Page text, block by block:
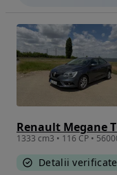
Renault Megane
Detalii verificate